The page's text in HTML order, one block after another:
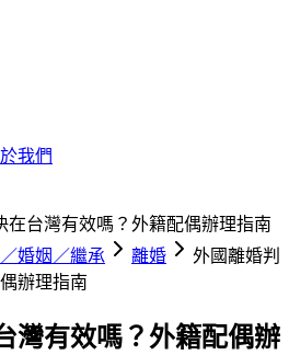
我們
在台灣有效嗎？外籍配偶辦理指南
婚姻／繼承 離婚
外國離婚判
辦理指南
灣有效嗎？外籍配偶辦